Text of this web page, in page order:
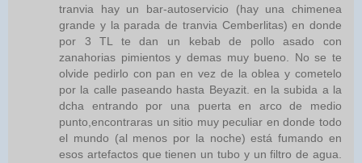
tranvia hay un bar-autoservicio (hay una chimenea
grande y la parada de tranvia Cemberlitas) en donde
por 3 TL te dan un kebab de pollo asado con
zanahorias pimientos y demas muy bueno. No se te
olvide pedirlo con pan en vez de la oblea y cometelo
por la calle paseando hasta Beyazit. en la subida a la
dcha entrando por una puerta en arco de medio
punto,encontraras un sitio muy peculiar en donde todo
el mundo (al menos por la noche) está fumando en
esos artefactos que tienen un tubo y un filtro de agua.